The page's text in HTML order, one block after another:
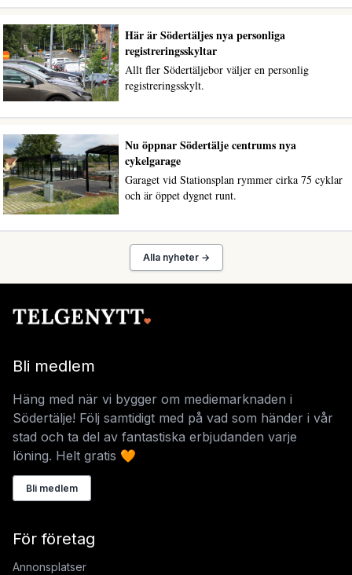
Här är Södertäljes nya personliga
registreringsskyltar
Allt fler Södertäljebor väljer en personlig
registreringsskylt.
Nu öppnar Södertälje centrums nya
cykelgarage
Garaget vid Stationsplan rymmer cirka 75 cyklar
och är öppet dygnet runt.
Alla nyheter →
Bli medlem
Häng med när vi bygger om mediemarknaden i
Södertälje! Följ samtidigt med på vad som händer i vår
stad och ta del av fantastiska erbjudanden varje
löning. Helt gratis 🧡
Bli medlem
För företag
Annonsplatser